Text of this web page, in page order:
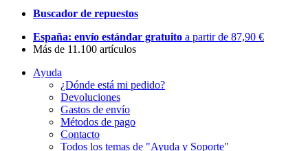
Buscador de repuestos
España: envío estándar gratuito a partir de 87,90 €
Más de 11.100 artículos
Ayuda
¿Dónde está mi pedido?
Devoluciones
Gastos de envío
Métodos de pago
Contacto
Todos los temas de "Ayuda y Soporte"